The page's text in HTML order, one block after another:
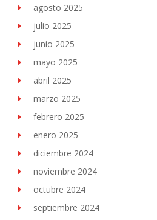
agosto 2025
julio 2025
junio 2025
mayo 2025
abril 2025
marzo 2025
febrero 2025
enero 2025
diciembre 2024
noviembre 2024
octubre 2024
septiembre 2024